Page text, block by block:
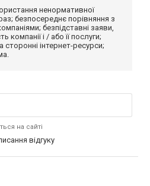
ненормативної
безпосереднє порівняння з
безпідставні заяви,
компанії і / або її послуги;
інтернет-ресурси;
на сайті
відгуку